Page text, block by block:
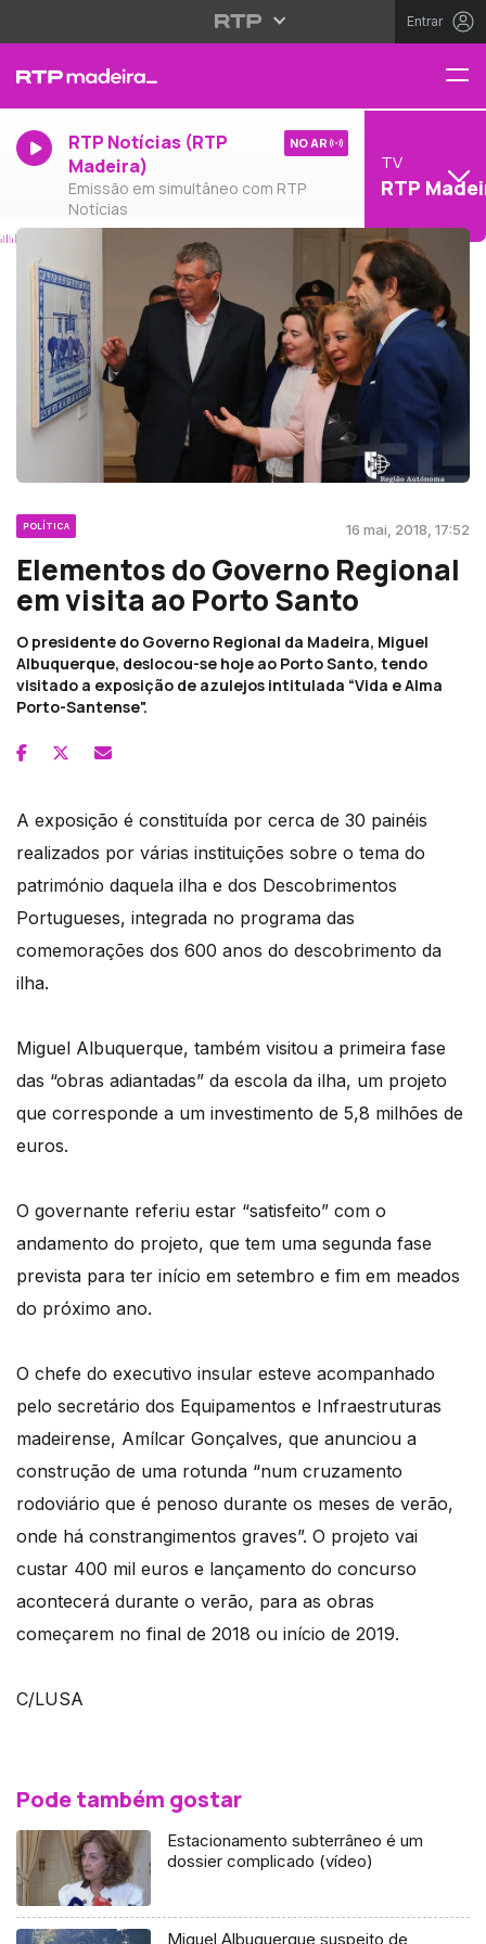
Entrar
RTP Notícias (RTP
Madeira)
Emissão em simultâneo com RTP
Notícias
NO AR
TV
RTP
POLÍTICA 16 mai, 2018, 17:52
Elementos do Governo Regional
em visita ao Porto Santo
O presidente do Governo Regional da Madeira, Miguel
Albuquerque, deslocou-se hoje ao Porto Santo, tendo
visitado a exposição de azulejos intitulada “Vida e Alma
Porto-Santense".
A exposição é constituída por cerca de 30 painéis
realizados por várias instituições sobre o tema do
património daquela ilha e dos Descobrimentos
Portugueses, integrada no programa das
comemorações dos 600 anos do descobrimento da
ilha.
Miguel Albuquerque, também visitou a primeira fase
das “obras adiantadas” da escola da ilha, um projeto
que corresponde a um investimento de 5,8 milhões de
euros.
O governante referiu estar “satisfeito” com o
andamento do projeto, que tem uma segunda fase
prevista para ter início em setembro e fim em meados
do próximo ano.
O chefe do executivo insular esteve acompanhado
pelo secretário dos Equipamentos e Infraestruturas
madeirense, Amílcar Gonçalves, que anunciou a
construção de uma rotunda “num cruzamento
rodoviário que é penoso durante os meses de verão,
onde há constrangimentos graves”. O projeto vai
custar 400 mil euros e lançamento do concurso
acontecerá durante o verão, para as obras
começarem no final de 2018 ou início de 2019.
C/LUSA
Pode também gostar
Estacionamento subterrâneo é um
dossier complicado (vídeo)
Miguel Albuquerque suspeito de